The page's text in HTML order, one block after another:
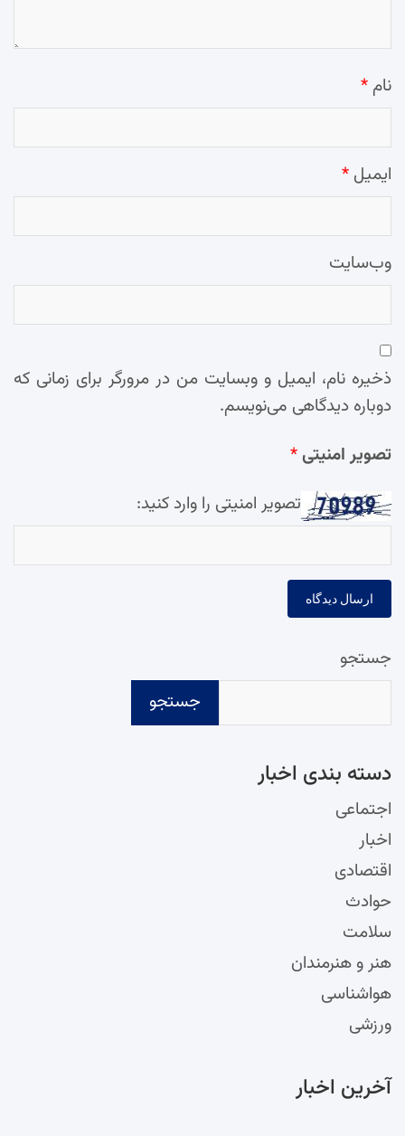
نام *
ایمیل *
وب‌سایت
ذخیره نام، ایمیل و وبسایت من در مرورگر برای زمانی که
دوباره دیدگاهی می‌نویسم.
تصویر امنیتی*
تصویر امنیتی را وارد کنید:
جستجو
جستجو
دسته‌ بندی اخبار
اجتماعی
اخبار
اقتصادی
حوادث
سلامت
هنر و هنرمندان
هواشناسی
ورزشی
آخرین اخبار